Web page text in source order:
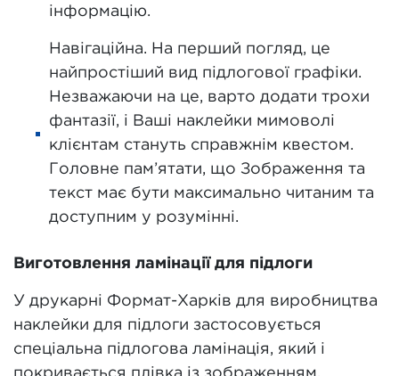
інформацію.
Навігаційна. На перший погляд, це
найпростіший вид підлогової графіки.
Незважаючи на це, варто додати трохи
фантазії, і Ваші наклейки мимоволі
клієнтам стануть справжнім квестом.
Головне пам’ятати, що Зображення та
текст має бути максимально читаним та
доступним у розумінні.
Виготовлення ламінації для підлоги
У друкарні Формат-Харків для виробництва
наклейки для підлоги застосовується
спеціальна підлогова ламінація, який і